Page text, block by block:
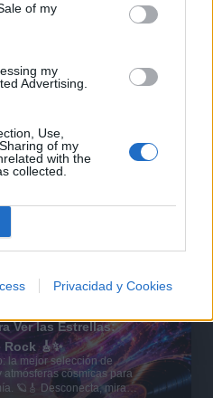
of my
my
Advertising.
Use,
of my
with the
collected.
Privacidad y Cookies
Ver las Estrellas:
🎸✨
la mejor selección de
cósmicas para
🪐🎸 Desconecta, mira